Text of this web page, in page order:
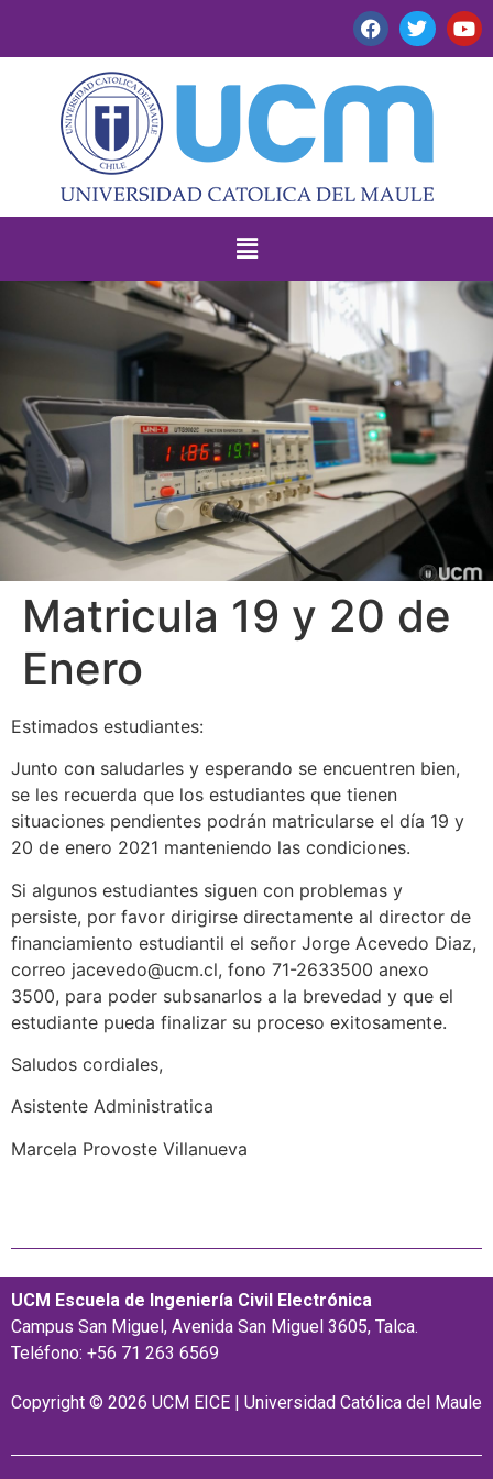
Matricula 19 y 20 de
Enero
Estimados estudiantes:
Junto con saludarles y esperando se encuentren bien,
se les recuerda que los estudiantes que tienen
situaciones pendientes podrán matricularse el día 19 y
20 de enero 2021 manteniendo las condiciones.
Si algunos estudiantes siguen con problemas y
persiste, por favor dirigirse directamente al director de
financiamiento estudiantil el señor Jorge Acevedo Diaz,
correo jacevedo@ucm.cl, fono 71-2633500 anexo
3500, para poder subsanarlos a la brevedad y que el
estudiante pueda finalizar su proceso exitosamente.
Saludos cordiales,
Asistente Administratica
Marcela Provoste Villanueva
UCM Escuela de Ingeniería Civil Electrónica
Campus San Miguel, Avenida San Miguel 3605, Talca.
Teléfono: +56 71 263 6569
Copyright © 2026 UCM EICE | Universidad Católica del Maule